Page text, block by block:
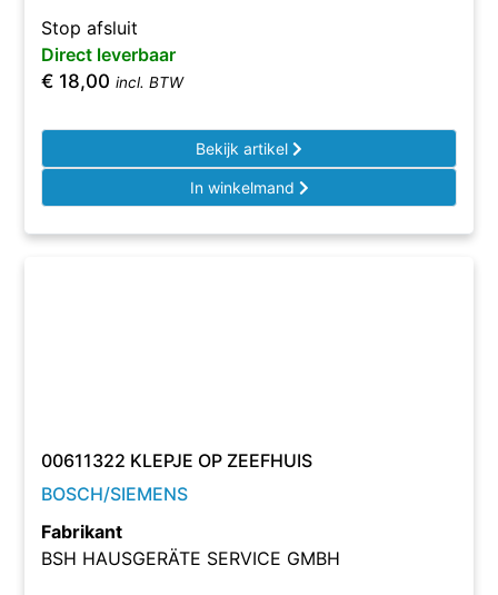
Stop afsluit
Direct leverbaar
€ 18,00 incl. BTW
Bekijk artikel
In winkelmand
00611322 KLEPJE OP ZEEFHUIS
BOSCH/SIEMENS
Fabrikant
BSH HAUSGERÄTE SERVICE GMBH